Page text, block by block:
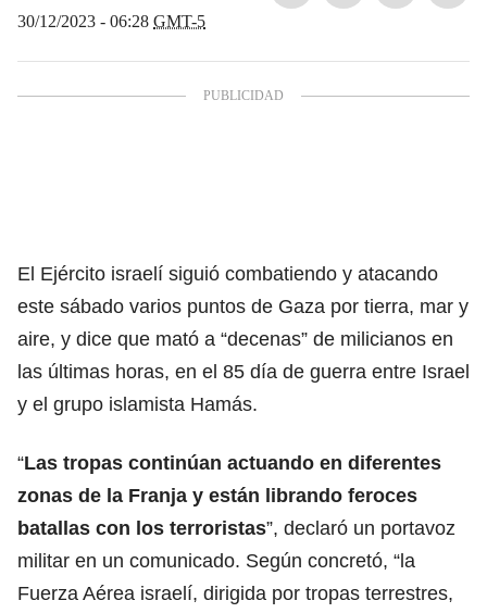
30/12/2023 - 06:28 GMT-5
El Ejército israelí siguió combatiendo y atacando
este sábado varios puntos de Gaza por tierra, mar y
aire, y dice que mató a “decenas” de milicianos en
las últimas horas, en el 85 día de guerra entre Israel
y el grupo islamista Hamás.
“Las tropas continúan actuando en diferentes
zonas de la Franja y están librando feroces
batallas con los terroristas”, declaró un portavoz
militar en un comunicado. Según concretó, “la
Fuerza Aérea israelí, dirigida por tropas terrestres,